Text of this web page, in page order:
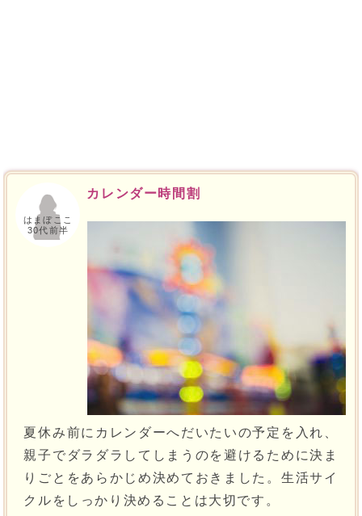
はまぼここ
30代前半
カレンダー時間割
夏休み前にカレンダーへだいたいの予定を入れ、
親子でダラダラしてしまうのを避けるために決ま
りごとをあらかじめ決めておきました。生活サイ
クルをしっかり決めることは大切です。